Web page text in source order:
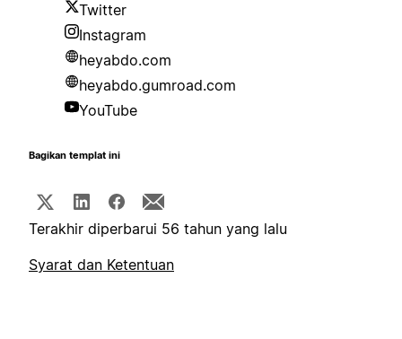
Twitter
Instagram
heyabdo.com
heyabdo.gumroad.com
YouTube
Bagikan templat ini
Terakhir diperbarui 56 tahun yang lalu
Syarat dan Ketentuan